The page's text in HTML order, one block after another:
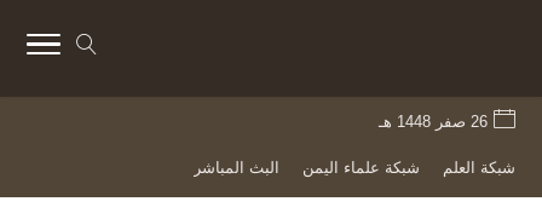
26 صفر 1448 هـ
شبكة العلم شبكة علماء اليمن البث المباشر